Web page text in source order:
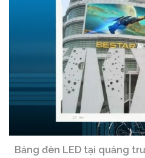
Bảng đèn LED tại quảng